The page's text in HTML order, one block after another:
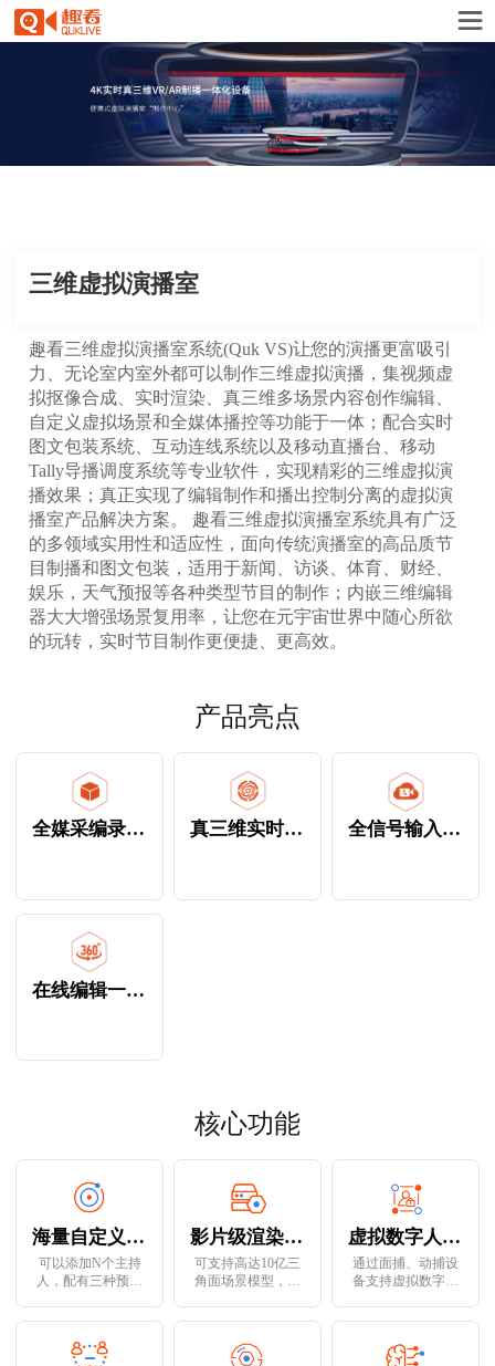
三维虚拟演播室
趣看三维虚拟演播室系统(Quk VS)让您的演播更富吸引
力、无论室内室外都可以制作三维虚拟演播，集视频虚
拟抠像合成、实时渲染、真三维多场景内容创作编辑、
自定义虚拟场景和全媒体播控等功能于一体；配合实时
图文包装系统、互动连线系统以及移动直播台、移动
Tally导播调度系统等专业软件，实现精彩的三维虚拟演
播效果；真正实现了编辑制作和播出控制分离的虚拟演
播室产品解决方案。 趣看三维虚拟演播室系统具有广泛
的多领域实用性和适应性，面向传统演播室的高品质节
目制播和图文包装，适用于新闻、访谈、体育、财经、
娱乐，天气预报等各种类型节目的制作；内嵌三维编辑
器大大增强场景复用率，让您在元宇宙世界中随心所欲
的玩转，实时节目制作更便捷、更高效。
产品亮点
全媒采编录播一体 真三维实时渲染 全信号输入输出
在线编辑一体化
核心功能
海量自定义元素
可以添加N个主持
人，配有三种预设
视化动态图表、3D
影片级渲染能力
可支持高达10亿三
角面场景模型，支
的渲染（PBR）、
虚拟数字人真人驱动
通过面捕、动捕设
备支持虚拟数字人
展会、科教文化、